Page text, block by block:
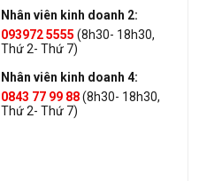
Nhân viên kinh doanh 2:
093972 5555 (8h30- 18h30,
Thứ 2- Thứ 7)
Nhân viên kinh doanh 4:
0843 77 99 88(8h30- 18h30,
Thứ 2- Thứ 7)